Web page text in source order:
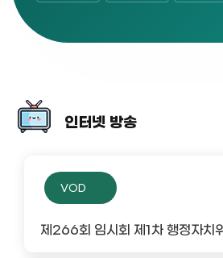
인터넷 방송
VOD
제266회 임시회 제1차 행정자치